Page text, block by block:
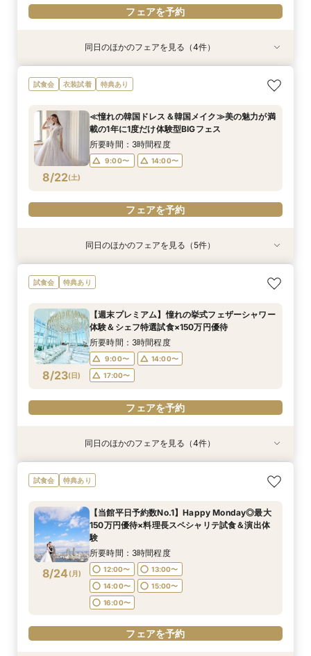
フェアを予約
特典あり
8/21
【17時以降】お仕事帰りやテーマパーク帰りに夜
景×スペシャリテ試食
17:00〜
17:30〜
18:00〜
特典あり
8/21
【初めて式場見学のおふたり】即決なしで安心＆
お気軽×シェフ特選試食
12:00〜
13:00〜
14:00〜
15:00〜
16:00〜
特典あり
8/21
2名様からOK【少人数で結婚式】アットホームウ
エディング相談会
12:00〜
14:00〜
16:00〜
特典あり
8/21
【愛犬と叶えるペット婚】リングドッグ＆足形ス
タンプ×厳選試食＆20万円分のワンちゃん優待
12:00〜
14:00〜
16:00〜
同日のほかのフェアを見る（4件）
試食会 衣装試着 特典あり
8/22(土)
≪憧れの韓国ドレス＆韓国メイク≫美の魅力が満
載の1年に1度だけ体験型BIGフェス
所要時間：3時間程度
9:00〜 14:00〜
フェアを予約
特典あり
8/22(土)
2名様からOK【少人数で結婚式】アットホームウ
エディング相談会
9:00〜
14:00〜
17:00〜
フェアを予約
特典あり
8/22(土)
【愛犬と叶えるペット婚】リングドッグ＆足形ス
タンプ×厳選試食＆20万円分のワンちゃん優待
9:00〜
14:00〜
17:00〜
フェアを予約
特典あり
8/22(土)
【17時以降】お仕事帰りやテーマパーク帰りに夜
景×スペシャリテ試食
17:00〜
17:30〜
18:00〜
フェアを予約
特典あり
8/22(土)
【初めて式場見学のおふたり】即決なしで安心＆
お気軽×シェフ特選試食
9:00〜
14:00〜
17:00〜
フェアを予約
特典あり
8/22(土)
【料理重視派】国産牛×オマール海老の食べ比べ
スペシャリテ試食×料理ランクUP特典
9:00〜
14:00〜
17:00〜
フェアを予約
同日のほかのフェアを見る（5件）
試食会 特典あり
8/23(日)
【週末プレミアム】憧れの挙式フェザーシャワー
体験＆シェフ特選試食×150万円優待
所要時間：3時間程度
9:00〜
14:00〜
17:00〜
フェアを予約
特典あり
8/23(日)
2名様からOK【少人数で結婚式】アットホームウ
エディング相談会
9:00〜
14:00〜
フェアを予約
特典あり
8/23(日)
【愛犬と叶えるペット婚】リングドッグ＆足形ス
タンプ×厳選試食＆20万円分のワンちゃん優待
9:00〜
14:00〜
フェアを予約
特典あり
8/23(日)
【17時以降】お仕事帰りやテーマパーク帰りに夜
景×スペシャリテ試食
17:00〜
17:30〜
フェアを予約
特典あり
8/23(日)
【初めて式場見学のおふたり】即決なしで安心＆
お気軽×シェフ特選試食
9:00〜
14:00〜
フェアを予約
同日のほかのフェアを見る（4件）
試食会 特典あり
8/24 (月)
【当館平日予約数No.1】Happy Monday◎最大
150万円優待×料理長スペシャリテ試食＆演出体
験
所要時間：3時間程度
12:00〜
13:00〜
14:00〜
15:00〜
16:00〜
フェアを予約